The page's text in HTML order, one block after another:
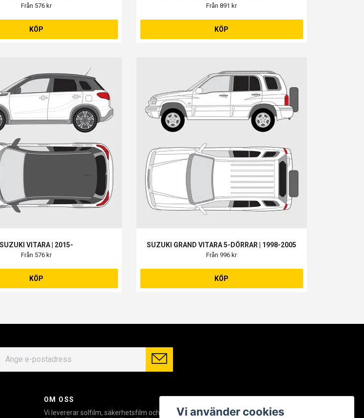
Från 576 kr
KÖP
Från 891 kr
KÖP
SUZUKI VITARA | 2015-
Från 576 kr
KÖP
SUZUKI GRAND VITARA 5-DÖRRAR | 1998-2005
Från 996 kr
KÖP
OM OSS
Vi levererar solfilm, säkerhetsfilm och
Facebook
Vi använder cookies